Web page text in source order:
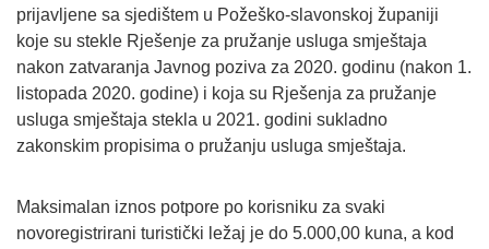
prijavljene sa sjedištem u Požeško-slavonskoj županiji
koje su stekle Rješenje za pružanje usluga smještaja
nakon zatvaranja Javnog poziva za 2020. godinu (nakon 1.
listopada 2020. godine) i koja su Rješenja za pružanje
usluga smještaja stekla u 2021. godini sukladno
zakonskim propisima o pružanju usluga smještaja.
Maksimalan iznos potpore po korisniku za svaki
novoregistrirani turistički ležaj je do 5.000,00 kuna, a kod